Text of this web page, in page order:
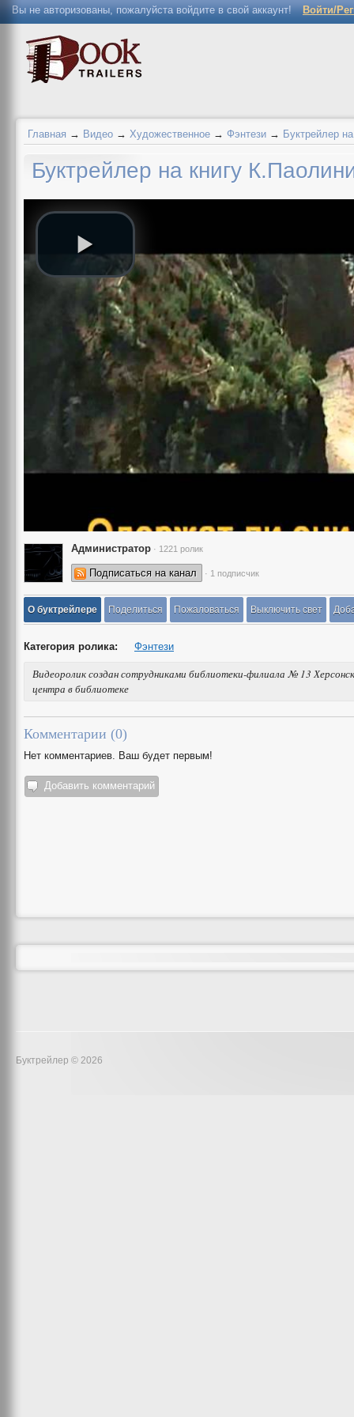
Вы не авторизованы, пожалуйста войдите в свой аккаунт! Войти/
Главная → Видео → Художественное → Фэнтези → Буктрейлер
Буктрейлер на книгу
Администратор · 1221 ролик
Подписаться на канал · 1 подписчик
О буктрейлере Поделиться Пожаловаться Выключить свет
Категория ролика: Фэнтези
Видеоролик создан сотрудниками библиотеки-филиала № 13
центра в библиотеке
Комментарии (0)
Нет комментариев. Ваш будет первым!
Добавить комментарий
Буктрейлер © 2026